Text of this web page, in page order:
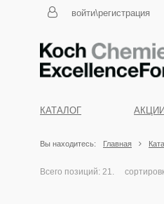
войти\регистрация
КАТАЛОГ АКЦИИ
Вы находитесь: Главная
Всего позиций: 21.